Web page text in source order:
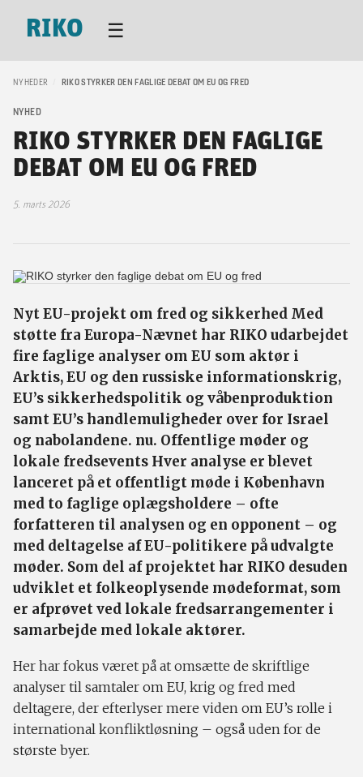
RIKO ☰
NYHEDER RIKO STYRKER DEN FAGLIGE DEBAT OM EU OG FRED
NYHED
RIKO STYRKER DEN FAGLIGE
DEBAT OM EU OG FRED
5. marts 2026
​​Nyt EU-projekt om fred og sikkerhed Med
støtte fra Europa-Nævnet har RIKO udarbejdet
fire faglige analyser om EU som aktør i
Arktis, EU og den russiske informationskrig,
EU’s sikkerhedspolitik og våbenproduktion
samt EU’s handlemuligheder over for Israel
og nabolandene. nu. ​Offentlige møder og
lokale fredsevents Hver analyse er blevet
lanceret på et offentligt møde i København
med to faglige oplægsholdere – ofte
forfatteren til analysen og en opponent – og
med deltagelse af EU-politikere på udvalgte
møder. ​Som del af projektet har RIKO desuden
udviklet et folkeoplysende mødeformat, som
er afprøvet ved lokale fredsarrangementer i
samarbejde med lokale aktører.
Her har fokus været på at omsætte de skriftlige
analyser til samtaler om EU, krig og fred med
deltagere, der efterlyser mere viden om EU’s rolle i
international konfliktløsning – også uden for de
største byer.